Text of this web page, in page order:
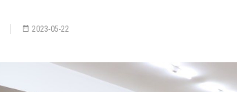
2023-05-22